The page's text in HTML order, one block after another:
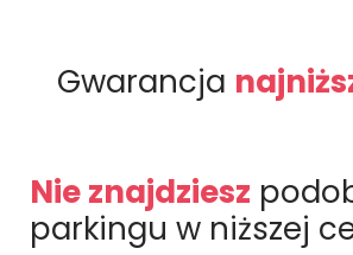
Gwarancja
Nie znajdziesz
parkingu w niższej